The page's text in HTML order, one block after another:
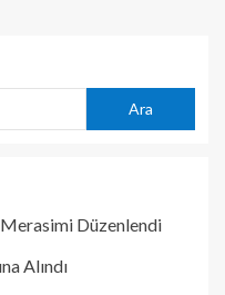
Ara
Düzenlendi
Alındı